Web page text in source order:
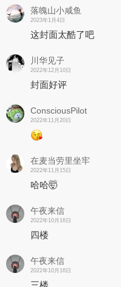
落魄山小咸鱼
2023年1月4日
这封面太酷了吧
川华见子
2022年12月10日
封面好评
ConsciousPilot
2022年11月20日
在麦当劳里坐牢
2022年11月15日
哈哈🤯
午夜来信
2022年10月16日
四楼
午夜来信
2022年10月16日
三楼